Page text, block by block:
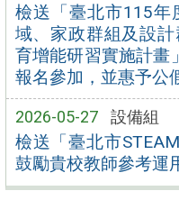
檢送「臺北市115年
域、家政群組及設
育增能研習實施計畫
報名參加，並惠予公
2026-05-27 設備組
檢送「臺北市
鼓勵貴校教師參考運